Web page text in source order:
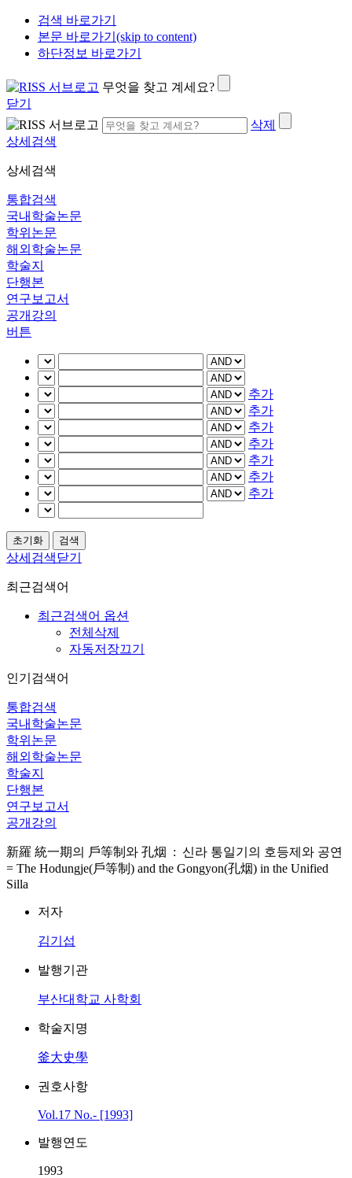
검색 바로가기
본문 바로가기(skip to content)
하단정보 바로가기
무엇을 찾고 계세요?
닫기
삭제
상세검색
상세검색
통합검색
국내학술논문
학위논문
해외학술논문
학술지
단행본
연구보고서
공개강의
버튼
추가
추가
추가
추가
추가
추가
추가
상세검색닫기
최근검색어
최근검색어 옵션
전체삭제
자동저장끄기
인기검색어
통합검색
국내학술논문
학위논문
해외학술논문
학술지
단행본
연구보고서
공개강의
新羅 統一期의 戶等制와 孔烟 : 신라 통일기의 호등제와 공연
= The Hodungje(戶等制) and the Gongyon(孔烟) in the Unified
Silla
저자
김기섭
발행기관
부산대학교 사학회
학술지명
釜大史學
권호사항
Vol.17 No.- [1993]
발행연도
1993